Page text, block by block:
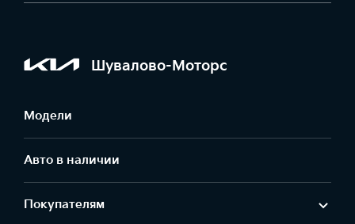
Шувалово-Моторс
Модели
Авто в наличии
Покупателям